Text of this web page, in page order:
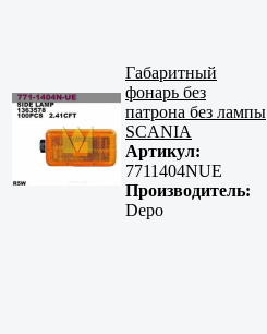
Габаритный
фонарь без
патрона без лампы
SCANIA
Артикул:
7711404NUE
Производитель:
Depo